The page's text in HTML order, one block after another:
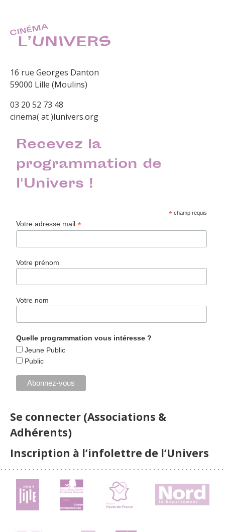
16 rue Georges Danton
59000 Lille (Moulins)
03 20 52 73 48
cinema( at )lunivers.org
Recevez la
programmation de
l'Univers !
* champ requis
Votre adresse mail*
Votre prénom
Votre nom
Quelle programmation vous intéresse ?
Jeune Public
Public
Se connecter (Associations &
Adhérents)
Inscription à l’infolettre de l’Univers